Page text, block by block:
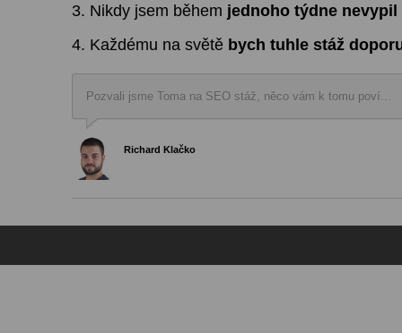
3. Nikdy jsem během jednoho týdne
4. Každému na světě bych tuhle stáž
Pozvali jsme Toma na SEO stáž, něco vám k tomu poví...
Richard Klačko